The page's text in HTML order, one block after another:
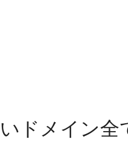
ドメイン全